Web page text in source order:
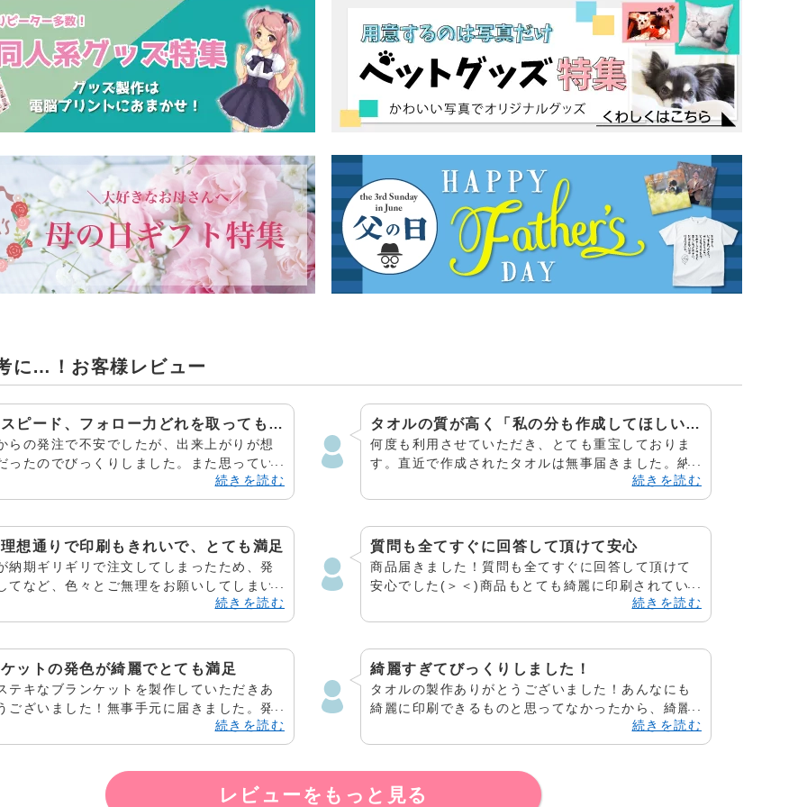
に…！お客様レビュー
対応、スピード、フォロー力どれを取っても満点
らの発注で不安でしたが、出来上がりが想
ったのでびっくりしました。また思ってい
画質・発色がよく、人物写真でも十分なク
が出せそうだなと感じました。メール対応
安心してお願いできるので、機会があれば
用させていただきたいと思います。
続きを読む
タオルの質が高く「私の分も作成してほしい」と依頼
何度も利用させていただき、とても重宝しておりま
す。直近で作成されたタオルは無事届きました。納
品されたタオルも質が高く、好評の声をいただいて
おり、今回注文したタオルは以前作っていただいた
依頼があり、注文いたしました。作成いただいてい
るタオルはライブ等で利用させていただいておりま
す。 今度、屋外でのライブや冬場のライブに備え
て、フード付き厚手のタオルを作成しようと考えて
おります。 電脳プリント様は幅広い商品を1点から
晴らしく。 より多くの商品を作れるようになりまし
たら、こちらとしてもとてもうれしく思います。以
上、今後とも、よろしくお願いいたします。
続きを読む
想通りで印刷もきれいで、とても満足
納期ギリギリで注文してしまったため、発
てなど、色々とご無理をお願いしてしまい
りませんでした。丁寧にご対応いただきあ
ございました。大変助かりました。商品も
ブランケットはイベントでプレゼント品に
ただきました。受け取った方も満足してい
ようで、電脳プリントさんへお願いしてよ
思いました。また機会がありましたら是非
お願いいたします。 ありがとうございまし
続きを読む
質問も全てすぐに回答して頂けて安心
商品届きました！質問も全てすぐに回答して頂けて
安心でした(＞＜)商品もとても綺麗に印刷されてい
て感動しました！この度はありがとうございまし
た！また機会があればぜひお願いしたいです！
続きを読む
ットの発色が綺麗でとても満足
テキなブランケットを製作していただきあ
ございました！無事手元に届きました。発
で、仕上がりにとても満足です…！またブ
トを作成する時があったら、ぜひまた注文
続きを読む
綺麗すぎてびっくりしました！
タオルの製作ありがとうございました！あんなにも
綺麗に印刷できるものと思ってなかったから、綺麗
すぎてびっくりしました！とても可愛くて、お気に
入りです！本当にありがとうございました！また機
続きを読む
レビューをもっと見る